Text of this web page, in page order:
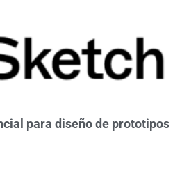
para diseño de prototipos